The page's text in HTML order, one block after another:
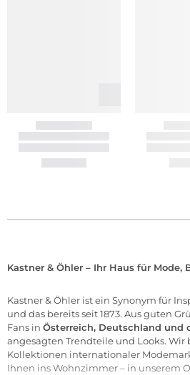
Kastner & Öhler – Ihr Haus für Mode,
Kastner & Öhler ist ein Synonym für
und das bereits seit 1873. Aus guten
Fans in Österreich, Deutschland und
angesagten Trendteile und Looks.
Kollektionen internationaler
Ihnen ins Wohnzimmer – in unserem